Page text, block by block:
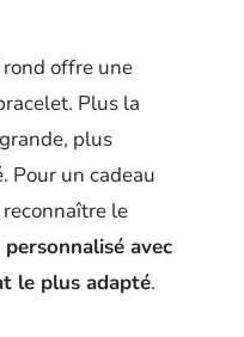
offre une
Plus la
plus
Pour un cadeau
reconnaître le
avec
le plus adapté.